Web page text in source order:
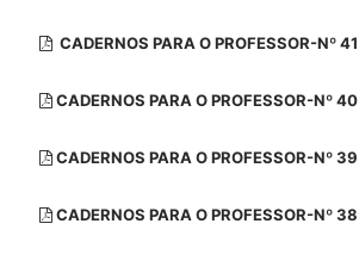
CADERNOS PARA O PROFESSOR-Nº 41
CADERNOS PARA O PROFESSOR-Nº 40
CADERNOS PARA O PROFESSOR-Nº 39
CADERNOS PARA O PROFESSOR-Nº 38